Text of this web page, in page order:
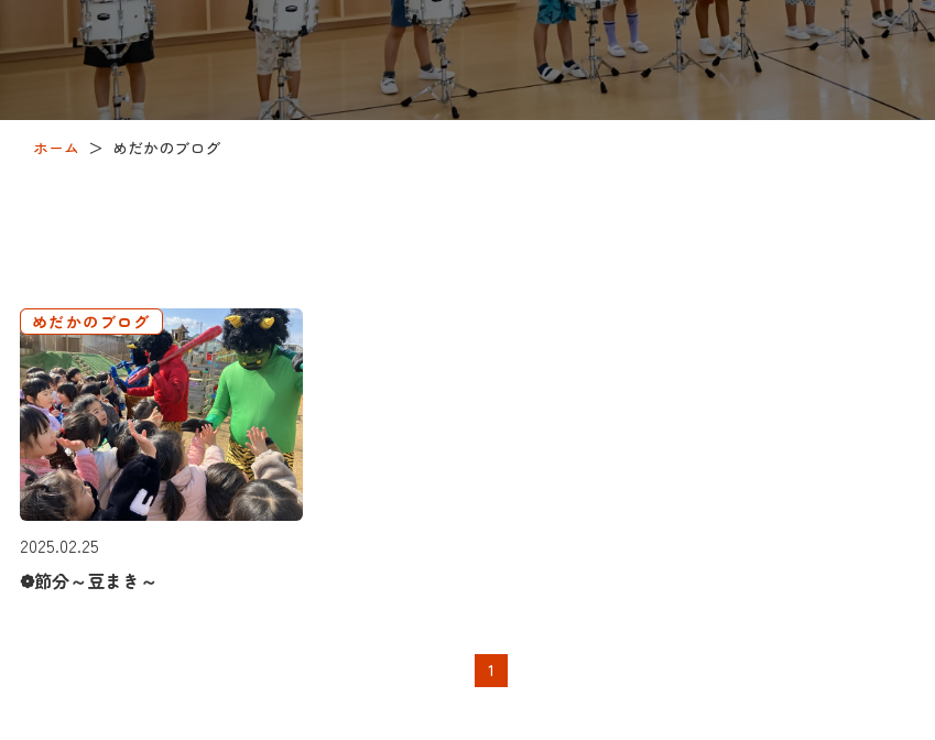
ホーム ＞ めだかのブログ
めだかのブログ
2025.02.25
❁節分～豆まき～
1